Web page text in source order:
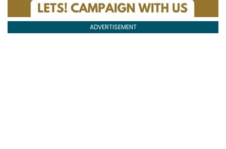
ADVERTISEMENT